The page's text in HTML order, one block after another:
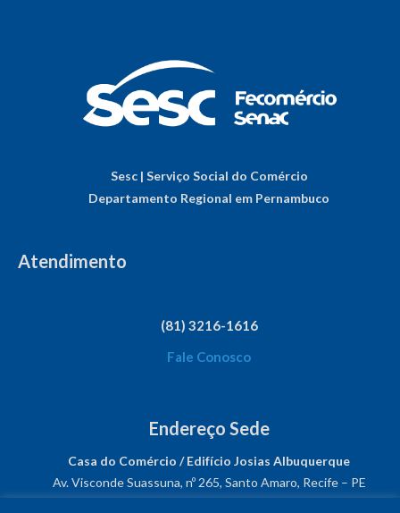
Sesc | Serviço Social do Comércio
Departamento Regional em Pernambuco
Atendimento
(81) 3216-1616
Fale Conosco
Endereço Sede
Casa do Comércio / Edifício Josias Albuquerque
Av. Visconde Suassuna, nº 265, Santo Amaro, Recife – PE